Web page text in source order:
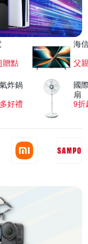
贈點
海
父
炸鍋
好禮
國
扇
9折